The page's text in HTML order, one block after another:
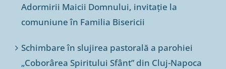
Adormirii Maicii Domnului, invitație la
comuniune în Familia Bisericii
Schimbare în slujirea pastorală a parohiei
„Coborârea Spiritului Sfânt” din Cluj-Napoca